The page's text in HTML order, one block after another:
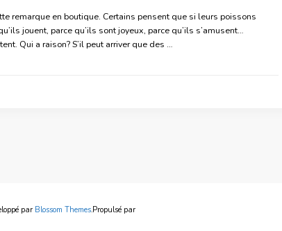
remarque en boutique. Certains pensent que si leurs poissons
jouent, parce qu’ils sont joyeux, parce qu’ils s’amusent…
Qui a raison? S’il peut arriver que des …
par Blossom Themes.Propulsé par